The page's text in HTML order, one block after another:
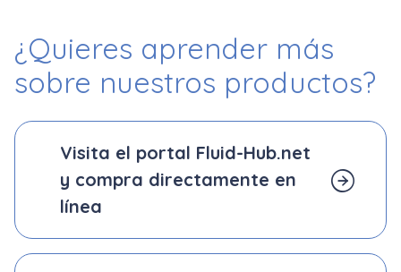
¿Quieres aprender más
sobre nuestros productos?
Visita el portal Fluid-Hub.net
y compra directamente en
línea